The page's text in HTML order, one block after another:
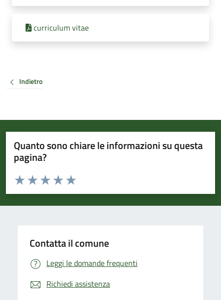
curriculum vitae
Indietro
Quanto sono chiare le informazioni su questa
pagina?
Valuta da 1 a 5 stelle la pagina
Valuta 5 stelle su 5
Valuta 4 stelle su 5
Valuta 3 stelle su 5
Valuta 2 stelle su 5
Valuta 1 stelle su 5
Contatta il comune
Leggi le domande frequenti
Richiedi assistenza